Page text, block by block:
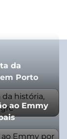
da
Porto
ao Emmy